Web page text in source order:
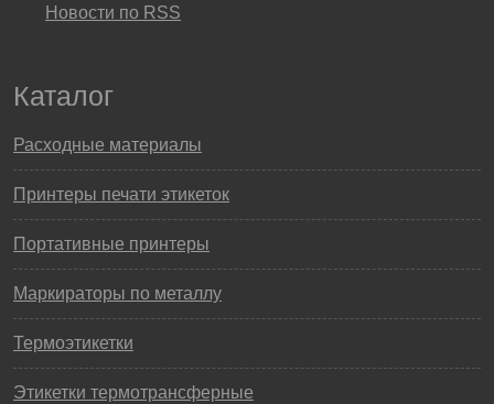
Новости по RSS
Каталог
Расходные материалы
Принтеры печати этикеток
Портативные принтеры
Маркираторы по металлу
Термоэтикетки
Этикетки термотрансферные